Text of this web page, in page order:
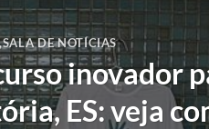
,SALA DE NOTÍCIAS
inovador
ES: veja